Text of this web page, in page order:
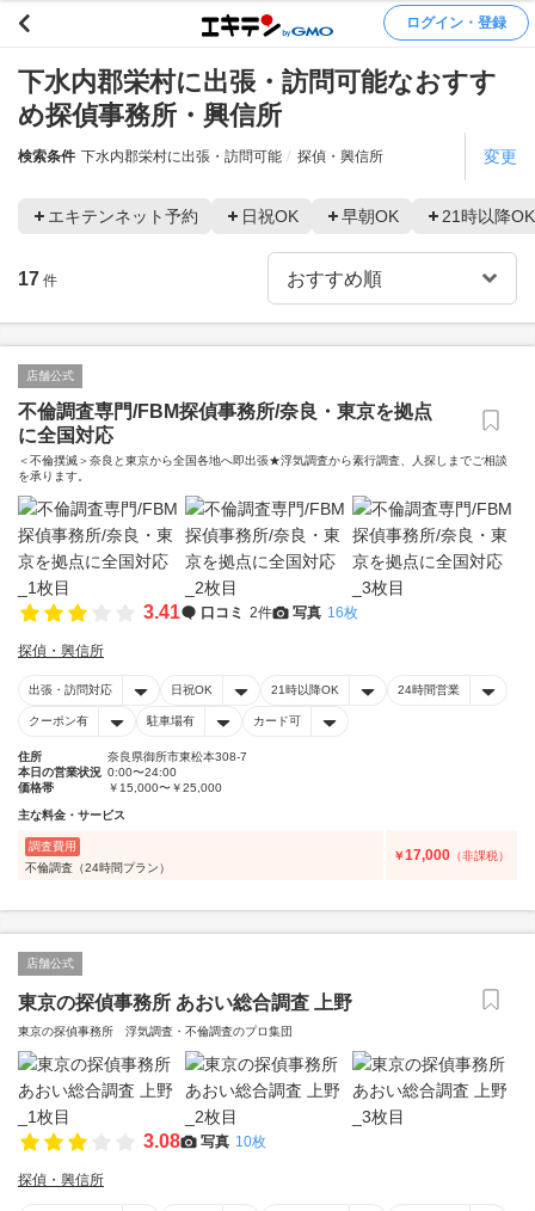
ログイン・登録
下水内郡栄村に出張・訪問可能なおすす
め探偵事務所・興信所
検索条件 下水内郡栄村に出張・訪問可能 探偵・興信所 変更
エキテンネット予約 日祝OK 早朝OK 21時以降OK
17 件
店舗公式
不倫調査専門/FBM探偵事務所/奈良・東京を拠点
に全国対応
＜不倫撲滅＞奈良と東京から全国各地へ即出張★浮気調査から素行調査、人探しまでご相談
を承ります。
3.41 口コミ 2件 写真 16枚
探偵・興信所
出張・訪問対応 日祝OK 21時以降OK 24時間営業
クーポン有 駐車場有 カード可
住所
奈良県御所市東松本308-7
本日の営業状況 0:00〜24:00
価格帯
￥15,000〜￥25,000
主な料金・サービス
調査費用
不倫調査（24時間プラン）
￥17,000 （非課税）
店舗公式
東京の探偵事務所 あおい総合調査 上野
東京の探偵事務所 浮気調査・不倫調査のプロ集団
3.08 写真 10枚
探偵・興信所